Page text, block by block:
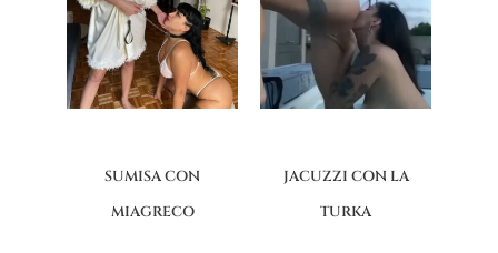
SUMISA CON
MIAGRECO
JACUZZI CON LA
TURKA